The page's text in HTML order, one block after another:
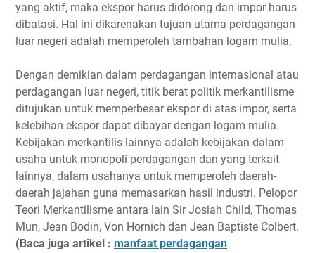
yang aktif, maka ekspor harus didorong dan impor harus
dibatasi. Hal ini dikarenakan tujuan utama perdagangan
luar negeri adalah memperoleh tambahan logam mulia.
Dengan demikian dalam perdagangan internasional atau
perdagangan luar negeri, titik berat politik merkantilisme
ditujukan untuk memperbesar ekspor di atas impor, serta
kelebihan ekspor dapat dibayar dengan logam mulia.
Kebijakan merkantilis lainnya adalah kebijakan dalam
usaha untuk monopoli perdagangan dan yang terkait
lainnya, dalam usahanya untuk memperoleh daerah-
daerah jajahan guna memasarkan hasil industri. Pelopor
Teori Merkantilisme antara lain Sir Josiah Child, Thomas
Mun, Jean Bodin, Von Hornich dan Jean Baptiste Colbert.
(Baca juga artikel : manfaat perdagangan